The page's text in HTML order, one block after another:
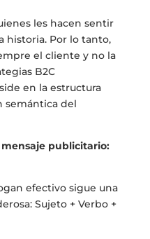
les hacen sentir
historia. Por lo tanto,
el cliente y no la
B2C
en la estructura
semántica del
publicitario:
efectivo sigue una
Sujeto + Verbo +